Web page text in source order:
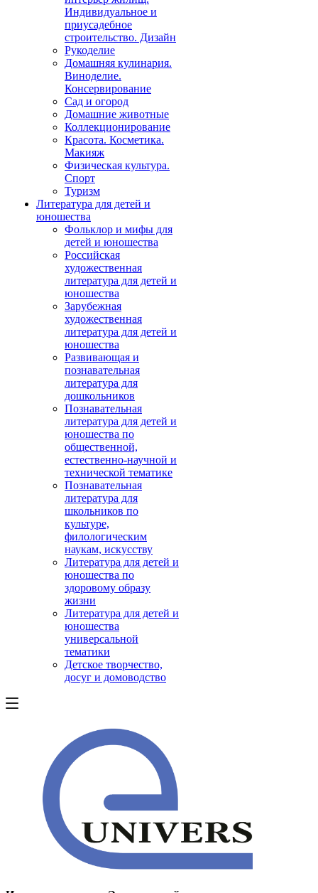
Индивидуальное и
приусадебное
строительство. Дизайн
Рукоделие
Домашняя кулинария.
Виноделие.
Консервирование
Сад и огород
Домашние животные
Коллекционирование
Красота. Косметика.
Макияж
Физическая культура.
Спорт
Туризм
Литература для детей и
юношества
Фольклор и мифы для
детей и юношества
Российская
художественная
литература для детей и
юношества
Зарубежная
художественная
литература для детей и
юношества
Развивающая и
познавательная
литература для
дошкольников
Познавательная
литература для детей и
юношества по
общественной,
естественно-научной и
технической тематике
Познавательная
литература для
школьников по
культуре,
филологическим
наукам, искусству
Литература для детей и
юношества по
здоровому образу
жизни
Литература для детей и
юношества
универсальной
тематики
Детское творчество,
досуг и домоводство